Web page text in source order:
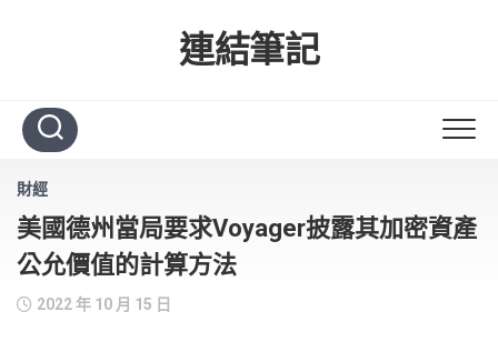
連結筆記
財經
美國德州當局要求Voyager披露其加密資產
公允價值的計算方法
2022 年 10 月 15 日